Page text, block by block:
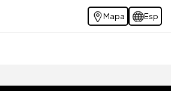
Mapa Esp